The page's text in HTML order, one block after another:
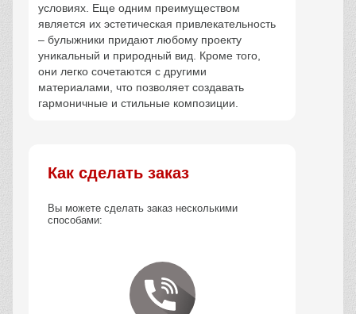
условиях. Еще одним преимуществом
является их эстетическая привлекательность
– булыжники придают любому проекту
уникальный и природный вид. Кроме того,
они легко сочетаются с другими
материалами, что позволяет создавать
гармоничные и стильные композиции.
Как сделать заказ
Вы можете сделать заказ несколькими
способами: